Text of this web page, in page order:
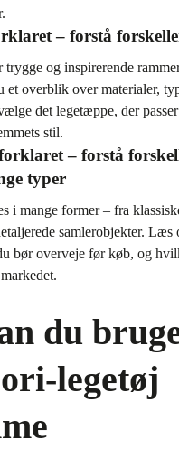
– forstå
trygge og inspirerende
et overblik over materialer,
det legetæppe, der
stil.
– forstå
typer
i mange former – fra
samlerobjekter. Læs
bør overveje før køb, og
du
legetøj